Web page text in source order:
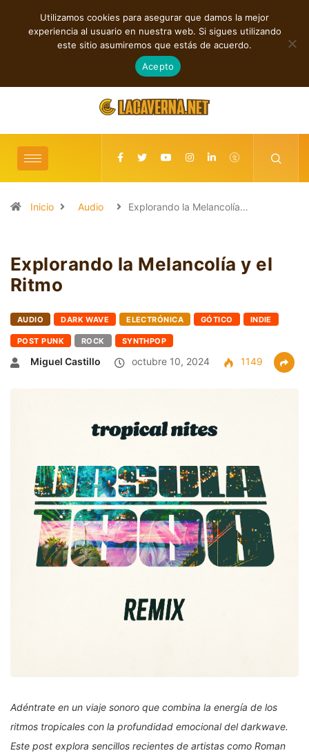
TENDENCIAS
Cuatro canciones sobre libertad,
entre introspección y fuerza
agosto 6, 2026
Inicio Audio Explorando la Melancolía…
Explorando la Melancolía y el
Ritmo
AUDIO DARK WAVE ELECTRÓNICA GÓTICO INDIE
POST PUNK ROCK SYNTHPOP
Miguel Castillo octubre 10, 2024 1149
Adéntrate en un viaje sonoro que combina la energía de los
ritmos tropicales con la profundidad emocional del darkwave.
Este post explora sencillos recientes de artistas como Roman
Utilizamos cookies para asegurar que damos la mejor
experiencia al usuario en nuestra web. Si sigues utilizando
este sitio asumiremos que estás de acuerdo.
Acepto